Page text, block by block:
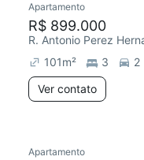
Apartamento
R$ 899.000
R. Antonio Perez
101m² 3
2
Ver contato
Apartamento